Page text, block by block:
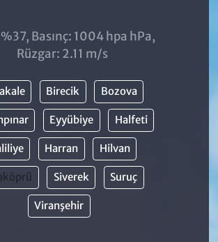
Basınç: 1004 hpa hPa,
Rüzgar: 2.11 m/s
Birecik Bozova
Eyyübiye Halfeti
Harran Hilvan
Siverek Suruç
Viranşehir